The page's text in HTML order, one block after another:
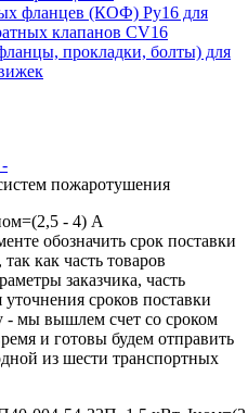
фланцев (КОФ) Ру16 для
клапанов CV16
прокладки, болты) для
пожаротушения
- 4) А
обозначить срок поставки
как часть товаров
заказчика, часть
уточнения сроков поставки
- мы вышлем счет со сроком
и готовы будем отправить
из шести транспортных